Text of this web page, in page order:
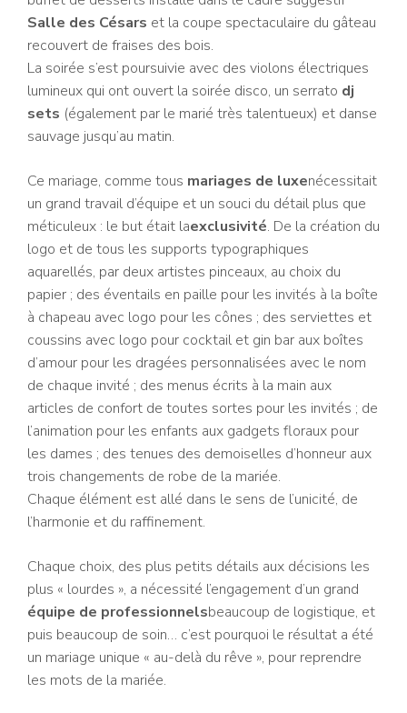
Salle des Césars et la coupe spectaculaire du gâteau
recouvert de fraises des bois.
La soirée s’est poursuivie avec des violons électriques
lumineux qui ont ouvert la soirée disco, un serrato dj
sets (également par le marié très talentueux) et danse
sauvage jusqu’au matin.
Ce mariage, comme tous mariages de luxenécessitait
un grand travail d’équipe et un souci du détail plus que
méticuleux : le but était laexclusivité. De la création du
logo et de tous les supports typographiques
aquarellés, par deux artistes pinceaux, au choix du
papier ; des éventails en paille pour les invités à la boîte
à chapeau avec logo pour les cônes ; des serviettes et
coussins avec logo pour cocktail et gin bar aux boîtes
d’amour pour les dragées personnalisées avec le nom
de chaque invité ; des menus écrits à la main aux
articles de confort de toutes sortes pour les invités ; de
l’animation pour les enfants aux gadgets floraux pour
les dames ; des tenues des demoiselles d’honneur aux
trois changements de robe de la mariée.
Chaque élément est allé dans le sens de l’unicité, de
l’harmonie et du raffinement.
Chaque choix, des plus petits détails aux décisions les
plus « lourdes », a nécessité l’engagement d’un grand
équipe de professionnelsbeaucoup de logistique, et
puis beaucoup de soin… c’est pourquoi le résultat a été
un mariage unique « au-delà du rêve », pour reprendre
les mots de la mariée.